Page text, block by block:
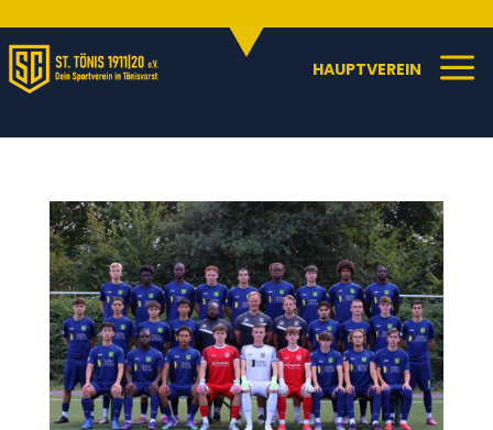
C
HAUPTVEREIN a